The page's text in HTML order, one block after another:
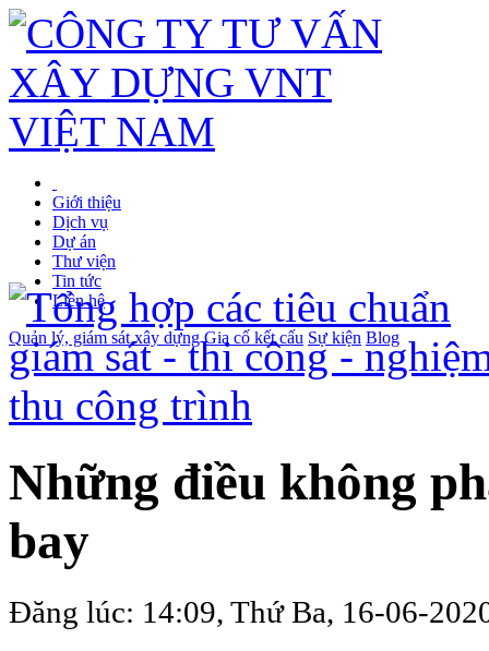
Giới thiệu
Dịch vụ
Dự án
Thư viện
Tin tức
Liên hệ
Quản lý, giám sát xây dựng Gia cố kết cấu Sự kiện Blog
Những điều không
bay
Đăng lúc: 14:09, Thứ Ba, 16-06-